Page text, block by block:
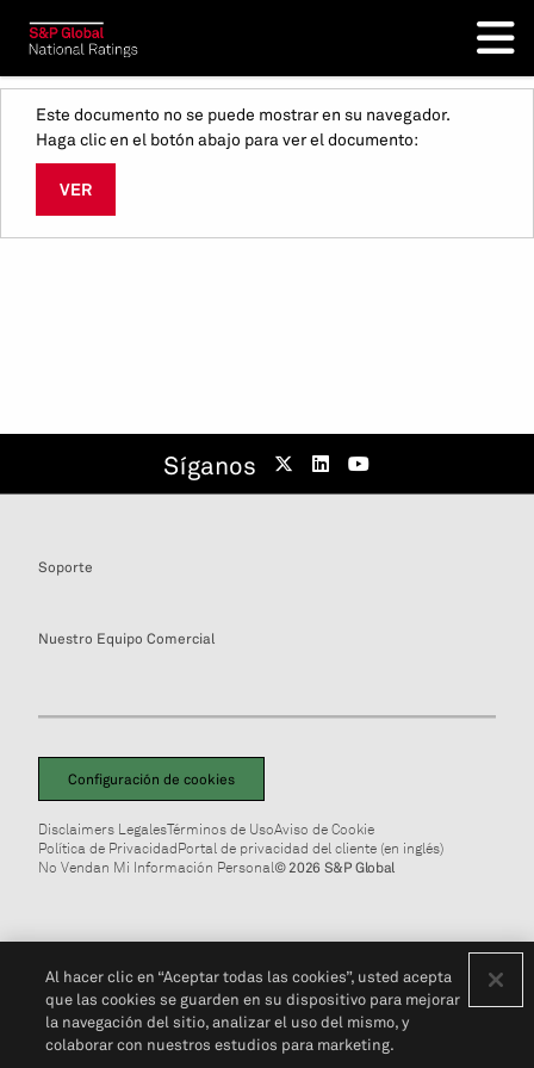
Este documento no se puede mostrar en su navegador.
Haga clic en el botón abajo para ver el documento:
VER
Síganos
Soporte
Nuestro Equipo Comercial
Configuración de cookies
Disclaimers LegalesTérminos de UsoAviso de Cookie
Política de PrivacidadPortal de privacidad del cliente (en inglés)
No Vendan Mi Información Personal© 2026 S&P Global
Al hacer clic en “Aceptar todas las cookies”, usted acepta
que las cookies se guarden en su dispositivo para mejorar
la navegación del sitio, analizar el uso del mismo, y
colaborar con nuestros estudios para marketing.